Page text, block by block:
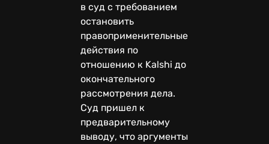
в суд с требованием
остановить
правоприменительные
действия по
отношению к Kalshi до
окончательного
рассмотрения дела.
Суд пришел к
предварительному
выводу, что аргументы